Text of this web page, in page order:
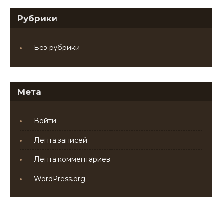
Рубрики
Без рубрики
Мета
Войти
Лента записей
Лента комментариев
WordPress.org